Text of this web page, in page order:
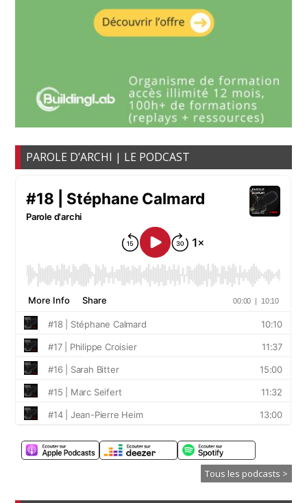
PAROLE D’ARCHI | LE PODCAST
Tous les podcasts >